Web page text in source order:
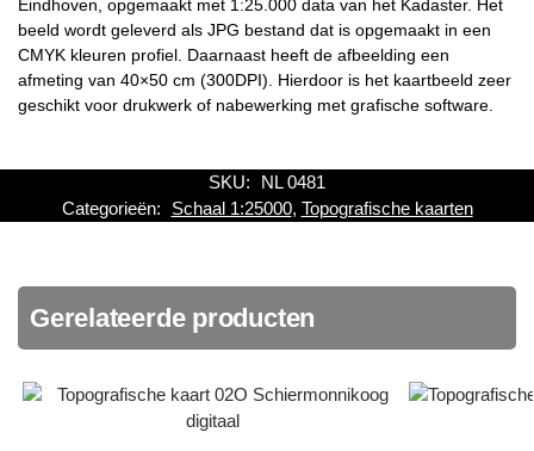
Eindhoven, opgemaakt met 1:25.000 data van het Kadaster. Het
beeld wordt geleverd als JPG bestand dat is opgemaakt in een
CMYK kleuren profiel. Daarnaast heeft de afbeelding een
afmeting van 40×50 cm (300DPI). Hierdoor is het kaartbeeld zeer
geschikt voor drukwerk of nabewerking met grafische software.
SKU:
NL 0481
Categorieën:
Schaal 1:25000, Topografische kaarten
Gerelateerde producten